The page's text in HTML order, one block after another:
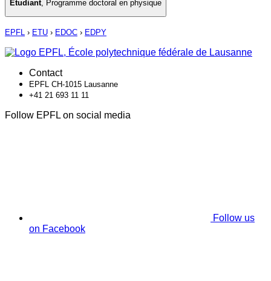
Etudiant Programme doctoral en physique
EPFL › ETU › EDOC › EDPY
Contact
EPFL CH-1015 Lausanne
+41 21 693 11 11
Follow EPFL on social media
Follow us
on Facebook